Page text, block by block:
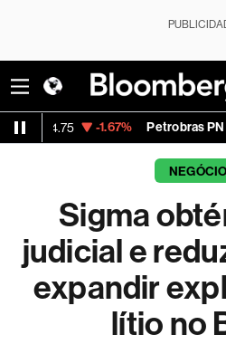
-1.67% Petrobras PN 41.08
Sigma
judicial e
expandir
lítio no